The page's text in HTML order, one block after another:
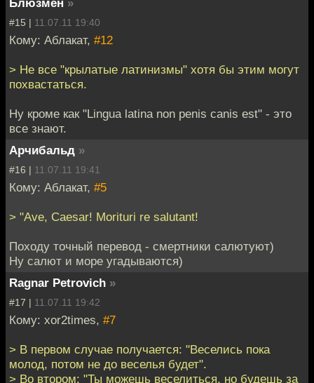
#15 | 11.07.11 19:40
Кому: Аблакат, #12
> Не все "крылатые латинизмы" хотя бы этим могут
похвастаться.
Ну кроме как "Lingua latina non penis canis est" - это
все знают.
Арчибальд »
#16 | 11.07.11 19:41
Кому: Аблакат, #5
> "Ave, Caesar! Morituri re salutant!
Походу точный перевод - смертники салютуют)
Ну салют и море угадываются)
Ragnar Petrovich »
#17 | 11.07.11 19:42
Кому: xor2times, #7
> В первом случае получается: "Веселись пока
молод, потом не до веселья будет".
> Во втором: "Ты можешь веселиться, но будешь за